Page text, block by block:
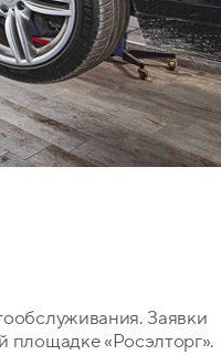
Заявки
площадке «Росэлторг».